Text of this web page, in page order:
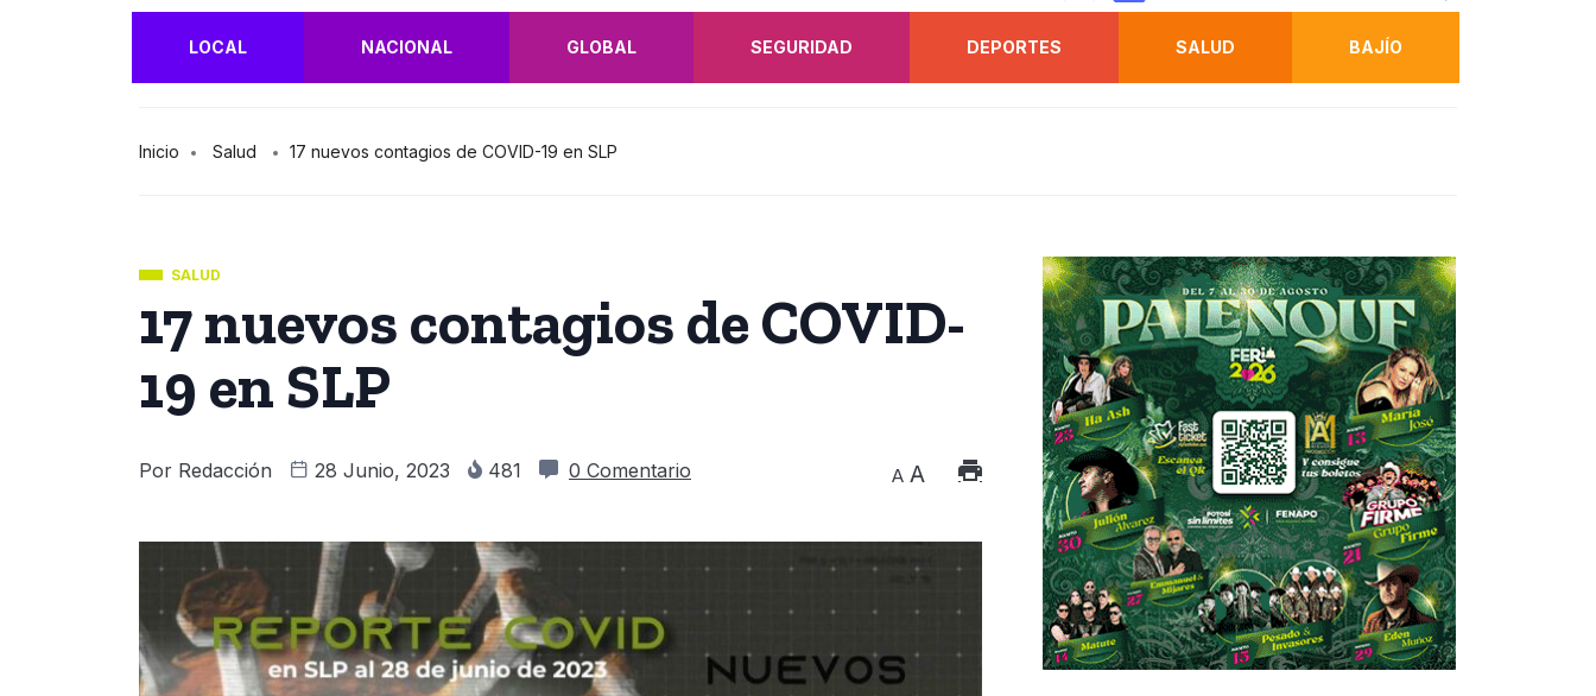
LOCAL NACIONAL GLOBAL SEGURIDAD DEPORTES SALUD BAJÍO
Inicio Salud 17 nuevos contagios de COVID-19 en SLP
SALUD
17 nuevos contagios de COVID-
19 en SLP
Por Redacción 28 Junio, 2023 481 0 Comentario A A